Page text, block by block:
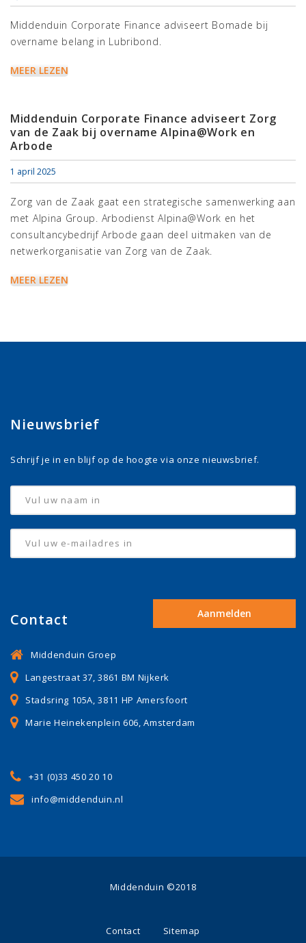
Middenduin Corporate Finance adviseert Bomade bij
overname belang in Lubribond.
MEER LEZEN
Middenduin Corporate Finance adviseert Zorg
van de Zaak bij overname Alpina@Work en
Arbode
1 april 2025
Zorg van de Zaak gaat een strategische samenwerking aan
met Alpina Group. Arbodienst Alpina@Work en het
consultancybedrijf Arbode gaan deel uitmaken van de
netwerkorganisatie van Zorg van de Zaak.
MEER LEZEN
Nieuwsbrief
Schrijf je in en blijf op de hoogte via onze nieuwsbrief.
Contact
Middenduin Groep
Langestraat 37, 3861 BM Nijkerk
Stadsring 105A, 3811 HP Amersfoort
Marie Heinekenplein 606, Amsterdam
+31 (0)33 450 20 10
info@middenduin.nl
Middenduin ©2018
Contact Sitemap